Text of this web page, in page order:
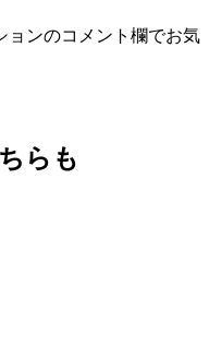
ョンのコメント欄でお気
らも